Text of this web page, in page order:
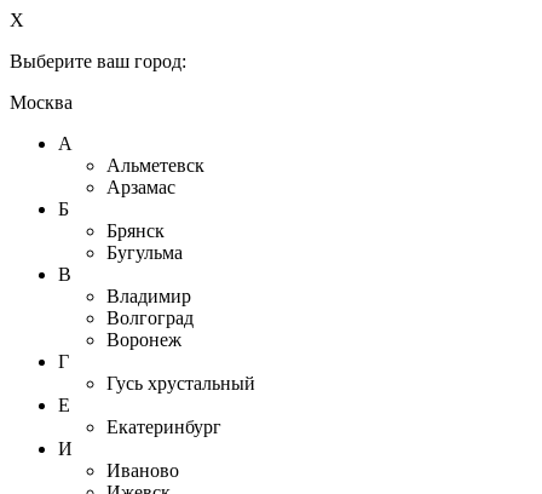
X
Выберите ваш город:
Москва
А
Альметевск
Арзамас
Б
Брянск
Бугульма
В
Владимир
Волгоград
Воронеж
Г
Гусь хрустальный
Е
Екатеринбург
И
Иваново